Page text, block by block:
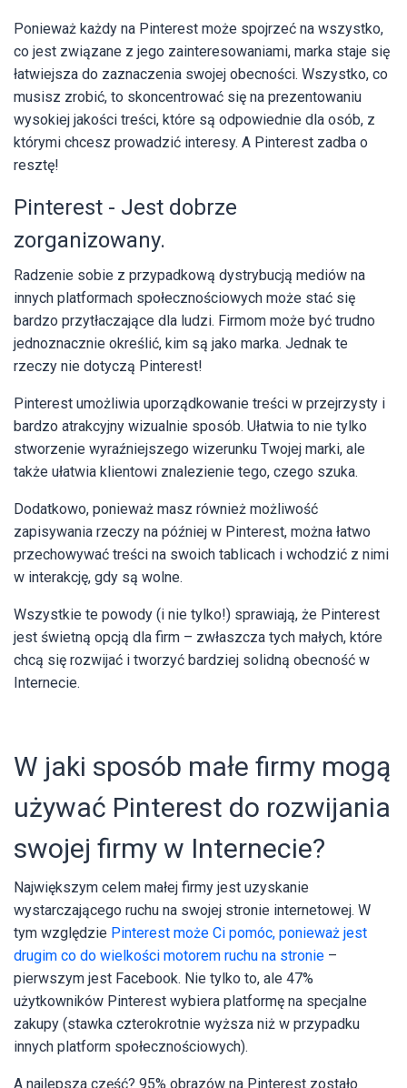
Ponieważ każdy na Pinterest może spojrzeć na wszystko,
co jest związane z jego zainteresowaniami, marka staje się
łatwiejsza do zaznaczenia swojej obecności. Wszystko, co
musisz zrobić, to skoncentrować się na prezentowaniu
wysokiej jakości treści, które są odpowiednie dla osób, z
którymi chcesz prowadzić interesy. A Pinterest zadba o
resztę!
Pinterest - Jest dobrze
zorganizowany.
Radzenie sobie z przypadkową dystrybucją mediów na
innych platformach społecznościowych może stać się
bardzo przytłaczające dla ludzi. Firmom może być trudno
jednoznacznie określić, kim są jako marka. Jednak te
rzeczy nie dotyczą Pinterest!
Pinterest umożliwia uporządkowanie treści w przejrzysty i
bardzo atrakcyjny wizualnie sposób. Ułatwia to nie tylko
stworzenie wyraźniejszego wizerunku Twojej marki, ale
także ułatwia klientowi znalezienie tego, czego szuka.
Dodatkowo, ponieważ masz również możliwość
zapisywania rzeczy na później w Pinterest, można łatwo
przechowywać treści na swoich tablicach i wchodzić z nimi
w interakcję, gdy są wolne.
Wszystkie te powody (i nie tylko!) sprawiają, że Pinterest
jest świetną opcją dla firm – zwłaszcza tych małych, które
chcą się rozwijać i tworzyć bardziej solidną obecność w
Internecie.
W jaki sposób małe firmy mogą
używać Pinterest do rozwijania
swojej firmy w Internecie?
Największym celem małej firmy jest uzyskanie
wystarczającego ruchu na swojej stronie internetowej. W
tym względzie Pinterest może Ci pomóc, ponieważ jest
drugim co do wielkości motorem ruchu na stronie –
pierwszym jest Facebook. Nie tylko to, ale 47%
użytkowników Pinterest wybiera platformę na specjalne
zakupy (stawka czterokrotnie wyższa niż w przypadku
innych platform społecznościowych).
A najlepsza część? 95% obrazów na Pinterest zostało